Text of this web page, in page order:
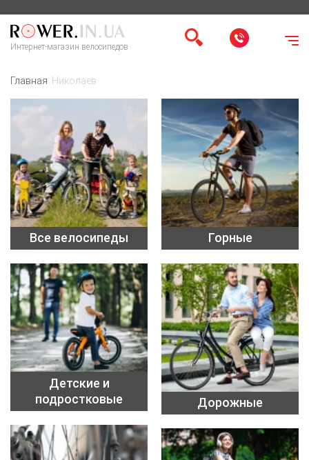
Интернет-магазин велосипедов
Главная Николаев
Все велосипеды Горные
Детские и
подростковые
Дорожные